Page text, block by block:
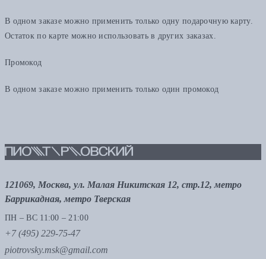
В одном заказе можно применить только одну подарочную карту.
Остаток по карте можно использовать в других заказах.
Промокод
В одном заказе можно применить только один промокод
121069, Москва, ул. Малая Никитская 12, стр.12, метро
Баррикадная, метро Тверская
ПН – ВС 11:00 – 21:00
+7 (495) 229-75-47
piotrovsky.msk@gmail.com